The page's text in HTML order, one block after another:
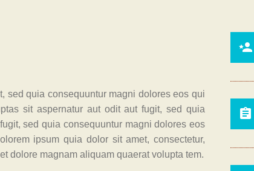
sed quia consequuntur magni dolores eos qui
sit aspernatur aut odit aut fugit, sed quia
sed quia consequuntur magni dolores eos
ipsum quia dolor sit amet, consectetur,
dolore magnam aliquam quaerat volupta tem.

